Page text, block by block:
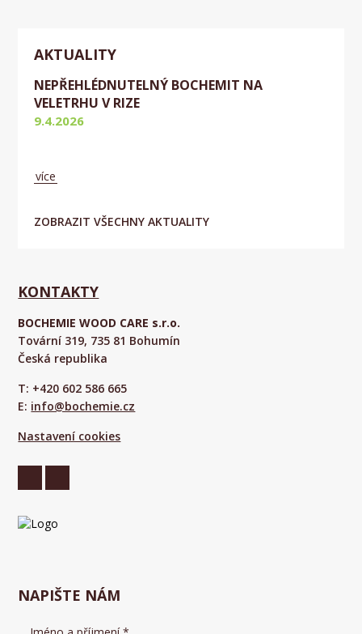
AKTUALITY
ZOBRAZIT VŠECHNY AKTUALITY
NEPŘEHLÉDNUTELNÝ BOCHEMIT NA
VELETRHU V RIZE
9.4.2026
více
KONTAKTY
BOCHEMIE WOOD CARE s.r.o.
Tovární 319, 735 81 Bohumín
Česká republika
T: +420 602 586 665
E: info@bochemie.cz
Nastavení cookies
NAPIŠTE NÁM